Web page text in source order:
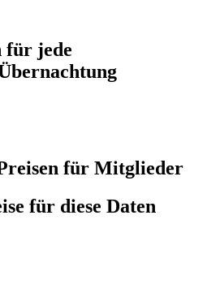
für jede
für Mitglieder
für diese Daten